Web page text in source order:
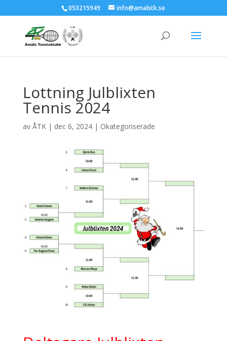
053215949 info@amalstk.se
Lottning Julblixten
Tennis 2024
av ÅTK| dec 6, 2024| Okategoriserade